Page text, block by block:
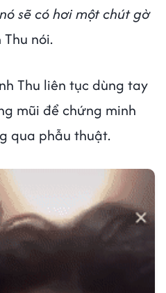
sẽ có hơi một chút gờ
nói.
Thu liên tục dùng tay
mũi để chứng minh
qua phẫu thuật.